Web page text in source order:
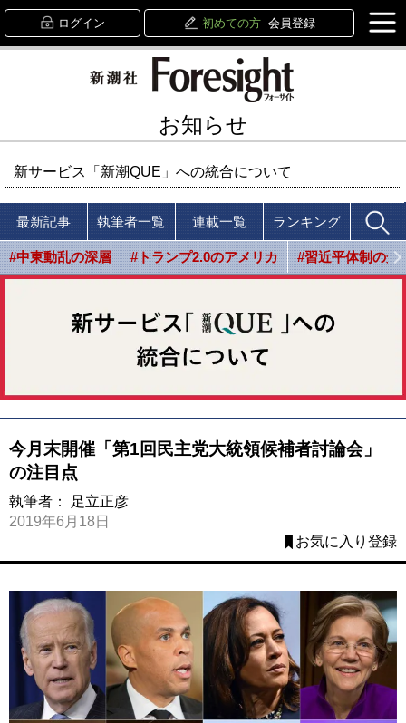
ログイン 初めての方 会員登録
お知らせ
新サービス「新潮QUE」への統合について
最新記事 執筆者一覧 連載一覧 ランキング
#中東動乱の深層 #トランプ2.0のアメリカ #習近平体制の光
今月末開催「第1回民主党大統領候補者討論会」
の注目点
執筆者：
足立正彦
2019年6月18日
お気に入り登録